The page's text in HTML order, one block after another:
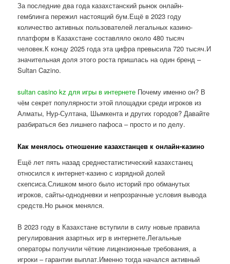
За последние два года казахстанский рынок онлайн-
гемблинга пережил настоящий бум.Ещё в 2023 году
количество активных пользователей легальных казино-
платформ в Казахстане составляло около 480 тысяч
человек.К концу 2025 года эта цифра превысила 720 тысяч.И
значительная доля этого роста пришлась на один бренд –
Sultan Cazino.
sultan casino kz для игры в интернете Почему именно он? В
чём секрет популярности этой площадки среди игроков из
Алматы, Нур-Султана, Шымкента и других городов? Давайте
разбираться без лишнего пафоса – просто и по делу.
Как менялось отношение казахстанцев к онлайн-казино
Ещё лет пять назад среднестатистический казахстанец
относился к интернет-казино с изрядной долей
скепсиса.Слишком много было историй про обманутых
игроков, сайты-однодневки и непрозрачные условия вывода
средств.Но рынок менялся.
В 2023 году в Казахстане вступили в силу новые правила
регулирования азартных игр в интернете.Легальные
операторы получили чёткие лицензионные требования, а
игроки – гарантии выплат.Именно тогда начался активный